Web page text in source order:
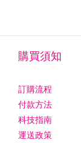
購買須知
訂購流程
付款方法
科技指南
運送政策